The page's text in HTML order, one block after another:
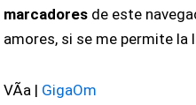
marcadoresde este
amores, si se me permite la
VÃ­a | GigaOm